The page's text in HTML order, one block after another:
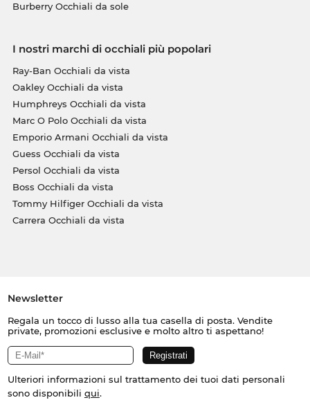
Burberry Occhiali da sole
I nostri marchi di occhiali più popolari
Ray-Ban Occhiali da vista
Oakley Occhiali da vista
Humphreys Occhiali da vista
Marc O Polo Occhiali da vista
Emporio Armani Occhiali da vista
Guess Occhiali da vista
Persol Occhiali da vista
Boss Occhiali da vista
Tommy Hilfiger Occhiali da vista
Carrera Occhiali da vista
Newsletter
Regala un tocco di lusso alla tua casella di posta. Vendite
private, promozioni esclusive e molto altro ti aspettano!
Ulteriori informazioni sul trattamento dei tuoi dati personali
sono disponibili qui.